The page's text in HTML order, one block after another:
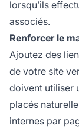
lorsqu’ils
associés.
Renforcer le
Ajoutez des
de votre site
doivent utiliser
placés
internes par